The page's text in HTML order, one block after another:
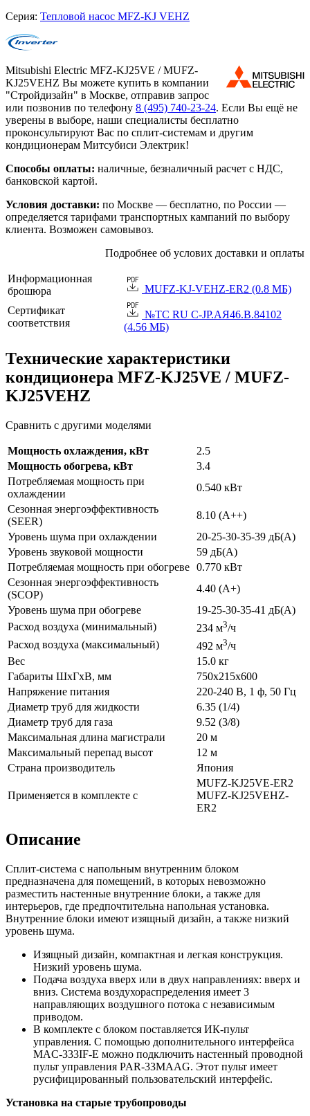
Серия: Тепловой насос MFZ-KJ VEHZ
Mitsubishi Electric MFZ-KJ25VE / MUFZ-
KJ25VEHZ Вы можете купить в компании
"Стройдизайн" в Москве, отправив запрос
или позвонив по телефону 8 (495) 740-23-24. Если Вы ещё не
уверены в выборе, наши специалисты бесплатно
проконсультируют Вас по сплит-системам и другим
кондиционерам Митсубиси Электрик!
Способы оплаты: наличные, безналичный расчет с НДС,
банковской картой.
Условия доставки: по Москве — бесплатно, по России —
определяется тарифами транспортных кампаний по выбору
клиента. Возможен самовывоз.
Подробнее об услових доставки и оплаты
Информационная
брошюра
MUFZ-KJ-VEHZ-ER2 (0.8 МБ)
Сертификат
соответствия
№TC RU C-JP.АЯ46.B.84102
(4.56 МБ)
Технические характеристики
кондиционера MFZ-KJ25VE / MUFZ-
KJ25VEHZ
Сравнить с другими моделями
Мощность охлаждения, кВт
2.5
Мощность обогрева, кВт
3.4
Потребляемая мощность при
охлаждении
0.540 кВт
Сезонная энергоэффективность
(SEER)
8.10 (A++)
Уровень шума при охлаждении
20-25-30-35-39 дБ(А)
Уровень звуковой мощности
59 дБ(А)
Потребляемая мощность при обогреве 0.770 кВт
Сезонная энергоэффективность
(SCOP)
4.40 (A+)
Уровень шума при обогреве
19-25-30-35-41 дБ(А)
Расход воздуха (минимальный)
234 м3/ч
Расход воздуха (максимальный)
492 м3/ч
Вес
15.0 кг
Габариты ШхГхВ, мм
750x215x600
Напряжение питания
220-240 В, 1 ф, 50 Гц
Диаметр труб для жидкости
6.35 (1/4)
Диаметр труб для газа
9.52 (3/8)
Максимальная длина магистрали
20 м
Максимальный перепад высот
12 м
Страна производитель
Япония
Применяется в комплекте с
MUFZ-KJ25VE-ER2
MUFZ-KJ25VEHZ-
ER2
Описание
Сплит-система с напольным внутренним блоком
предназначена для помещений, в которых невозможно
разместить настенные внутренние блоки, а также для
интерьеров, где предпочтительна напольная установка.
Внутренние блоки имеют изящный дизайн, а также низкий
уровень шума.
Изящный дизайн, компактная и легкая конструкция.
Низкий уровень шума.
Подача воздуха вверх или в двух направлениях: вверх и
вниз. Система воздухораспределения имеет 3
направляющих воздушного потока с независимым
приводом.
В комплекте с блоком поставляется ИК-пульт
управления. С помощью дополнительного интерфейса
MAC-333IF-E можно подключить настенный проводной
пульт управления PAR-33MAAG. Этот пульт имеет
русифицированный пользовательский интерфейс.
Установка на старые трубопроводы